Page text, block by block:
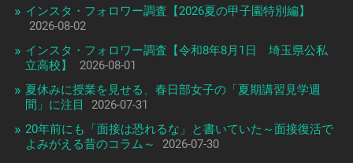
インスタ・フォロワー調査【2026夏の甲子園特別編】
2026-08-02
インスタ・フォロワー調査【令和8年8月1日 埼玉県公私
立高校】
2026-08-01
夏休みに授業を見せる、春日部女子の「夏期講習見学週
間」に注目
2026-07-31
20年前にも「面接は恐れるな」と書いていた～面接復活で
よみがえる昔のコラム～
2026-07-30